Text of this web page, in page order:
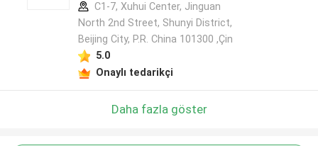
C1-7, Xuhui Center, Jinguan
North 2nd Street, Shunyi District,
Beijing City, P.R. China 101300 ,Çin
5.0
Onaylı tedarikçi
Daha fazla göster